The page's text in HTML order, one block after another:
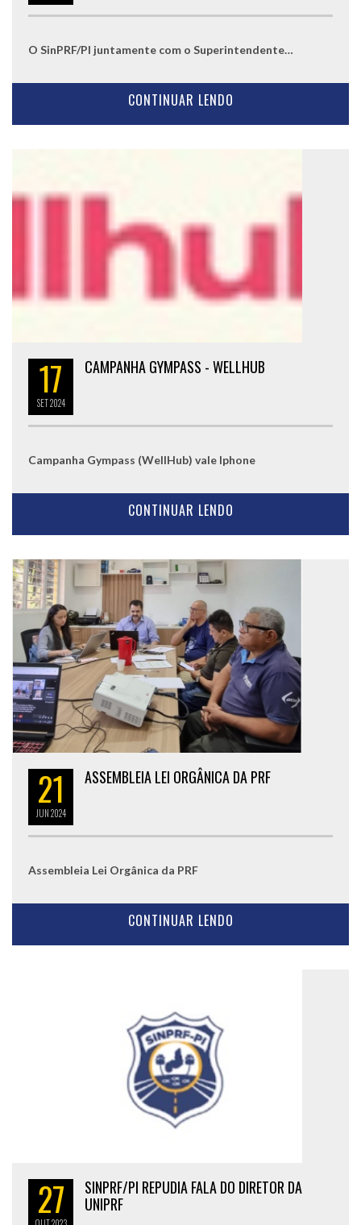
O SinPRF/PI juntamente com o Superintendente…
CONTINUAR LENDO
17
SET2024
CAMPANHA GYMPASS - WELLHUB
Campanha Gympass (WellHub) vale Iphone
CONTINUAR LENDO
21
JUN2024
ASSEMBLEIA LEI ORGÂNICA DA PRF
Assembleia Lei Orgânica da PRF
CONTINUAR LENDO
27
SINPRF/PI REPUDIA FALA DO DIRETOR DA
UNIPRF